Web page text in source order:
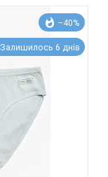
–40%
Залишилось 6 днів